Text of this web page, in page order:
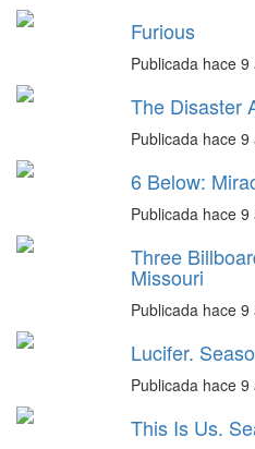
Furious
Publicada hace 9
The Disaster
Publicada hace 9
6 Below:
Publicada hace 9
Three
Missouri
Publicada hace 9
Lucifer.
Publicada hace 9
This Is Us.